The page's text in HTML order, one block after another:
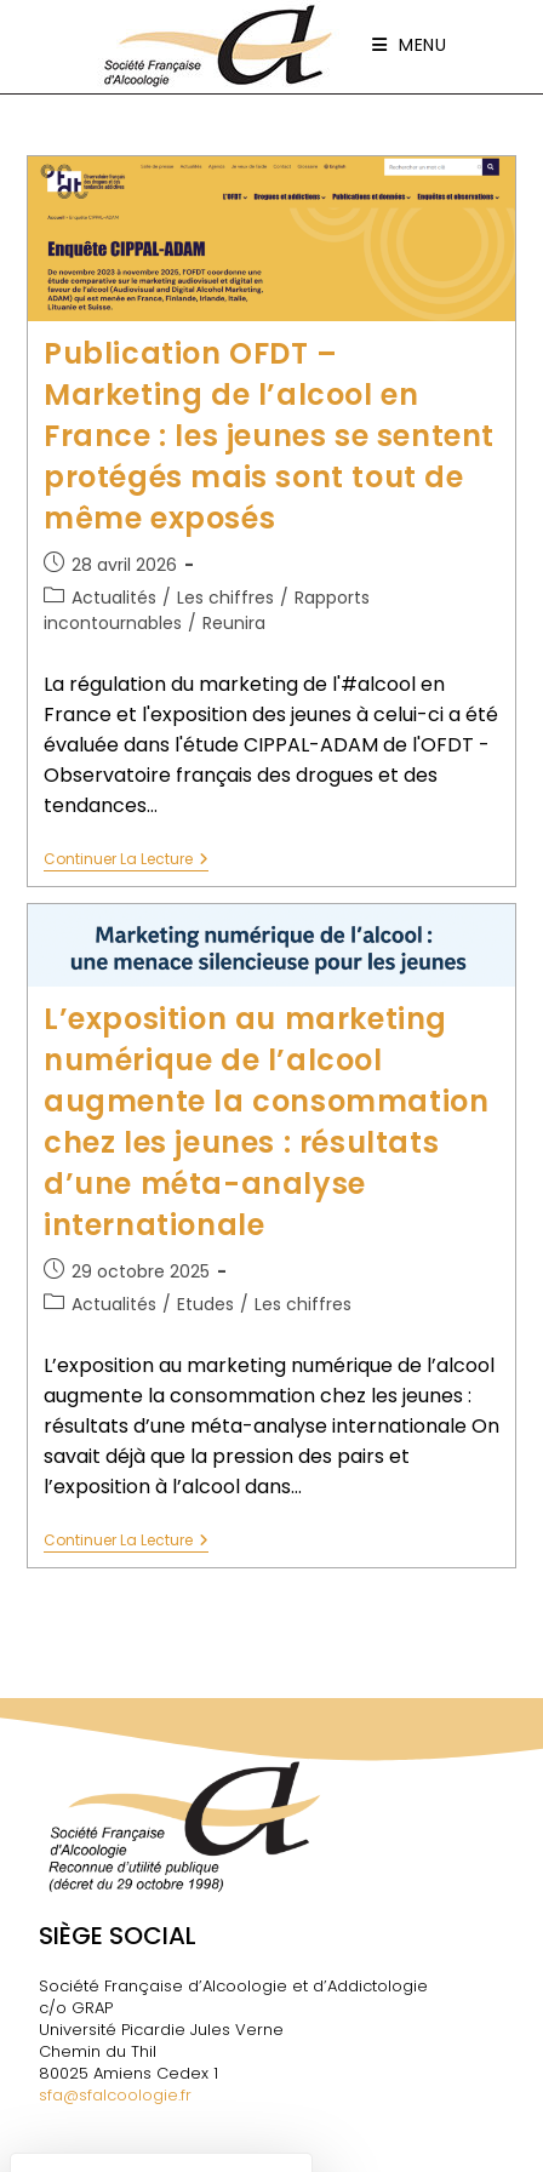
Panneau de gestion des cookies
MENU
Publication OFDT –
Marketing de l’alcool en
France : les jeunes se sentent
protégés mais sont tout de
même exposés
28 avril 2026
Actualités / Les chiffres / Rapports
incontournables / Reunira
La régulation du marketing de l'#alcool en
France et l'exposition des jeunes à celui-ci a été
évaluée dans l'étude CIPPAL-ADAM de l'OFDT -
Observatoire français des drogues et des
tendances…
Continuer La Lecture
L’exposition au marketing
numérique de l’alcool
augmente la consommation
chez les jeunes : résultats
d’une méta-analyse
internationale
29 octobre 2025
Actualités / Etudes / Les chiffres
L’exposition au marketing numérique de l’alcool
augmente la consommation chez les jeunes :
résultats d’une méta-analyse internationale On
savait déjà que la pression des pairs et
l’exposition à l’alcool dans…
Continuer La Lecture
SIÈGE SOCIAL
Société Française d’Alcoologie et d’Addictologie
c/o GRAP
Université Picardie Jules Verne
Chemin du Thil
80025 Amiens Cedex 1
sfa@sfalcoologie.fr